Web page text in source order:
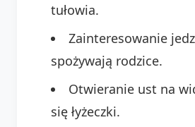
tułowia.
Zainteresowanie
spożywają rodzice.
Otwieranie ust na
się łyżeczki.